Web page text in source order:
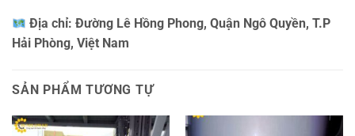
Địa chỉ:Đường Lê Hồng Phong, Quận Ngô Quyền, T.P
Hải Phòng, Việt Nam
SẢN PHẨM TƯƠNG TỰ